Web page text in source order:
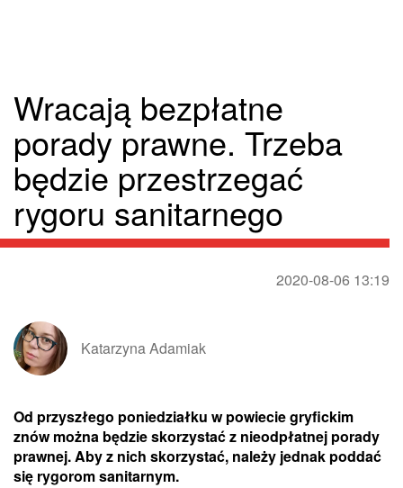
Wracają bezpłatne
porady prawne. Trzeba
będzie przestrzegać
rygoru sanitarnego
2020-08-06 13:19
Katarzyna Adamiak
Od przyszłego poniedziałku w powiecie gryfickim
znów można będzie skorzystać z nieodpłatnej porady
prawnej. Aby z nich skorzystać, należy jednak poddać
się rygorom sanitarnym.